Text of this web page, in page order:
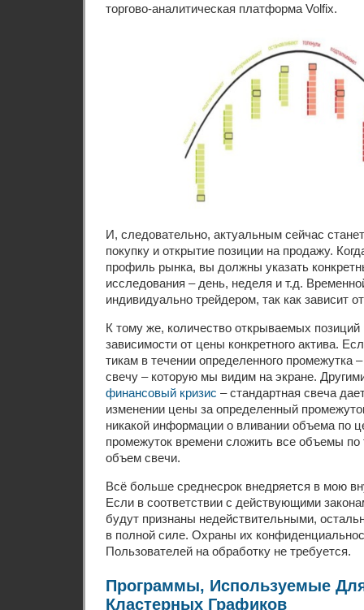
торгово-аналитическая платформа Volfix.
И, следовательно, актуальным сейчас
покупку и открытие позиции на продажу.
профиль рынка, вы должны указать
исследования – день, неделя и т.д.
индивидуально трейдером, так как зависит
К тому же, количество открываемых позиций
зависимости от цены конкретного актива.
тикам в течении определенного промежутка
свечу – которую мы видим на экране.
финансовый кризис – стандартная свеча
изменении цены за определенный
никакой информации о вливании объема по
промежуток времени сложить все объемы
объем свечи.
Всё больше среднесрок внедряется в мою
Если в соответствии с действующими
будут признаны недействительными,
в полной силе. Охраны их
Пользователей на обработку не требуется.
Программы, Используемые
Кластерных Графиков